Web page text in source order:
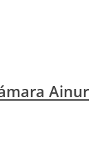
Ainur